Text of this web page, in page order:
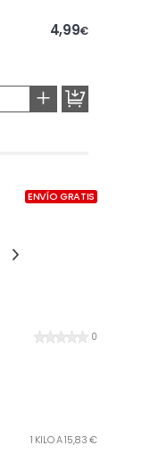
4,99€
+
ENVÍO GRATIS
0
1 KILO A 15,83 €